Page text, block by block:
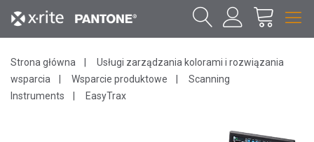
Strona główna
Usługi zarządzania kolorami i rozwiązania
wsparcia
Wsparcie produktowe
Scanning
Instruments
EasyTrax